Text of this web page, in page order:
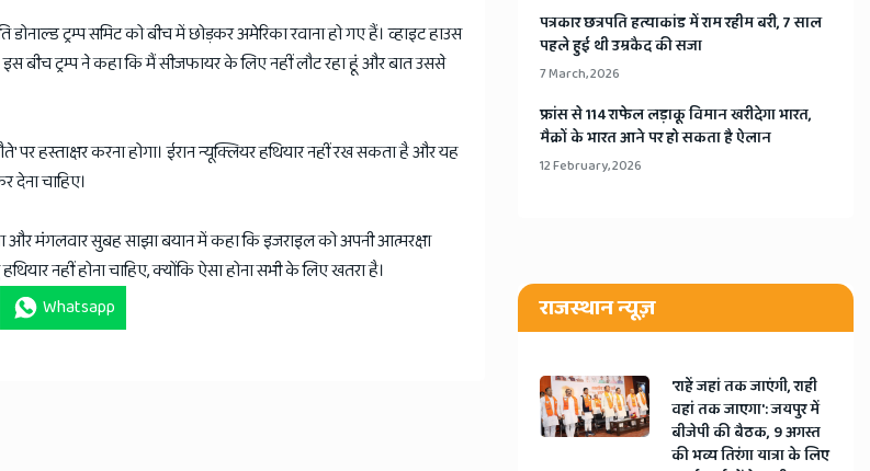
ट्रम्प समिट को बीच में छोड़कर अमेरिका रवाना हो गए हैं। व्हाइट हाउस
बीच ट्रम्प ने कहा कि मैं सीजफायर के लिए नहीं लौट रहा हूं और बात उससे
पर हस्ताक्षर करना होगा। ईरान न्यूक्लियर हथियार नहीं रख सकता है और यह
देना चाहिए।
और मंगलवार सुबह साझा बयान में कहा कि इजराइल को अपनी आत्मरक्षा
नहीं होना चाहिए, क्योंकि ऐसा होना सभी के लिए खतरा है।
Whatsapp
​पत्रकार छत्रपति हत्याकांड में राम रहीम बरी, 7 साल
पहले हुई थी उम्रकैद की सजा
7 March, 2026
​फ्रांस से 114 राफेल लड़ाकू विमान खरीदेगा भारत,
मैक्रों के भारत आने पर हो सकता है ऐलान
12 February, 2026
राजस्थान न्यूज़
'राहें जहां तक जाएंगी, राही
वहां तक जाएगा': जयपुर में
बीजेपी की बैठक, 9 अगस्त
की भव्य तिरंगा यात्रा के लिए